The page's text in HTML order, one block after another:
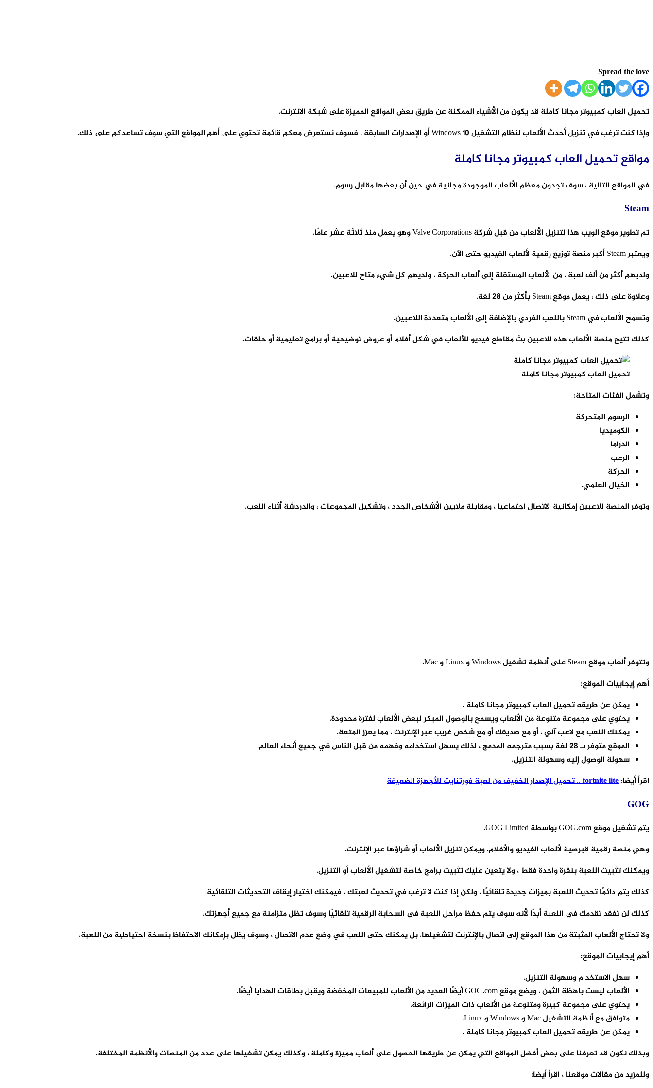
Spread the love
تحميل العاب كمبيوتر مجانا كاملة قد يكون من الأشياء الممكنة عن طريق بعض المواقع المميزة على شبكة الانترنت.
وإذا كنت ترغب في تنزيل أحدث الألعاب لنظام التشغيل Windows 10 أو الإصدارات السابقة ، فسوف نستعرض معكم قائمة تحتوي على أهم المواقع التي سوف تساعدكم على ذلك.
مواقع تحميل العاب كمبيوتر مجانا كاملة
في المواقع التالية ، سوف تجدون معظم الألعاب الموجودة مجانية في حين أن بعضها مقابل رسوم.
Steam
تم تطوير موقع الويب هذا لتنزيل الألعاب من قبل شركة Valve Corporations وهو يعمل منذ ثلاثة عشر عامًا.
ويعتبر Steam أكبر منصة توزيع رقمية لألعاب الفيديو حتى الآن.
ولديهم أكثر من ألف لعبة ، من الألعاب المستقلة إلى ألعاب الحركة ، ولديهم كل شيء متاح للاعبين.
وعلاوة على ذلك ، يعمل موقع Steam بأكثر من 28 لغة.
وتسمح الألعاب في Steam باللعب الفردي بالإضافة إلى الألعاب متعددة اللاعبين.
كذلك تتيح منصة الألعاب هذه للاعبين بث مقاطع فيديو للألعاب في شكل أفلام أو عروض توضيحية أو برامج تعليمية أو حلقات.
تحميل العاب كمبيوتر مجانا كاملة
وتشمل الفئات المتاحة:
الرسوم المتحركة
الكوميديا
​الدراما
الرعب
الحركة
الخيال العلمي.
وتوفر المنصة للاعبين إمكانية الاتصال اجتماعيا ، ومقابلة ملايين الأشخاص الجدد ، وتشكيل المجموعات ، والدردشة أثناء اللعب.
وتتوفر ألعاب موقع Steam على أنظمة تشغيل Windows و Linux و Mac.
أهم إيجابيات الموقع:
يمكن عن طريقه تحميل العاب كمبيوتر مجانا كاملة .
يحتوي على مجموعة متنوعة من الألعاب ويسمح بالوصول المبكر لبعض الألعاب لفترة محدودة.
يمكنك اللعب مع لاعب آلي ، أو مع صديقك أو مع شخص غريب عبر الإنترنت ، مما يعزز المتعة.
الموقع متوفر بـ 28 لغة بسبب مترجمه المدمج ، لذلك يسهل استخدامه وفهمه من قبل الناس في جميع أنحاء العالم.
سهولة الوصول إليه وسهولة التنزيل.
اقرأ أيضا:fortnite lite .. تحميل الإصدار الخفيف من لعبة فورتنايت للأجهزة الضعيفة
GOG
يتم تشغيل موقع GOG.com بواسطة GOG Limited.
وهي منصة رقمية قبرصية لألعاب الفيديو والأفلام. ويمكن تنزيل الألعاب أو شراؤها عبر الإنترنت.
ويمكنك تثبيت اللعبة بنقرة واحدة فقط ، ولا يتعين عليك تثبيت برامج خاصة لتشغيل الألعاب أو التنزيل.
كذلك يتم دائمًا تحديث اللعبة بميزات جديدة تلقائيًا ، ولكن إذا كنت لا ترغب في تحديث لعبتك ، فيمكنك اختيار إيقاف التحديثات التلقائية.
كذلك لن تفقد تقدمك في اللعبة أبدًا لأنه سوف يتم حفظ مراحل اللعبة في السحابة الرقمية تلقائيًا وسوف تظل متزامنة مع جميع أجهزتك.
ولا تحتاج الألعاب المثبتة من هذا الموقع إلى اتصال بالإنترنت لتشغيلها. بل يمكنك حتى اللعب في وضع عدم الاتصال ، وسوف يظل بإمكانك الاحتفاظ بنسخة احتياطية من اللعبة.
أهم إيجابيات الموقع:
سهل الاستخدام وسهولة التنزيل.
الألعاب ليست باهظة الثمن ، ويضع موقع GOG.com أيضًا العديد من الألعاب للمبيعات المخفضة ويقبل بطاقات الهدايا أيضًا.
يحتوي على مجموعة كبيرة ومتنوعة من الألعاب ذات الميزات الرائعة.
متوافق مع أنظمة التشغيل Mac و Windows و Linux.
يمكن عن طريقه تحميل العاب كمبيوتر مجانا كاملة .
وبذلك نكون قد تعرفنا على بعض أفضل المواقع التي يمكن عن طريقها الحصول على ألعاب مميزة وكاملة ، وكذلك يمكن تشغيلها على عدد من المنصات والأنظمة المختلفة.
وللمزيد من مقالات موقعنا ، اقرأ أيضا: